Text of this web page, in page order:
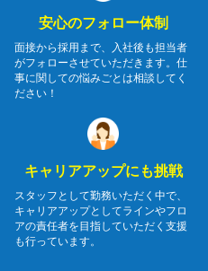
安心のフォロー体制
面接から採用まで、入社後も担当者
がフォローさせていただきます。仕
事に関しての悩みごとは相談してく
ださい！
キャリアアップにも挑戦
スタッフとして勤務いただく中で、
キャリアアップとしてラインやフロ
アの責任者を目指していただく支援
も行っています。